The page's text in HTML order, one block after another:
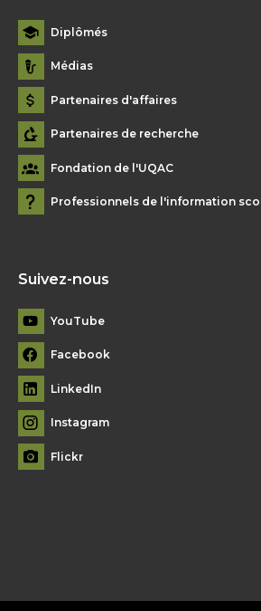
Diplômés
Médias
Partenaires d'affaires
Partenaires de recherche
Fondation de l'UQAC
Professionnels de l'information
Suivez-nous
YouTube
Facebook
LinkedIn
Instagram
Flickr